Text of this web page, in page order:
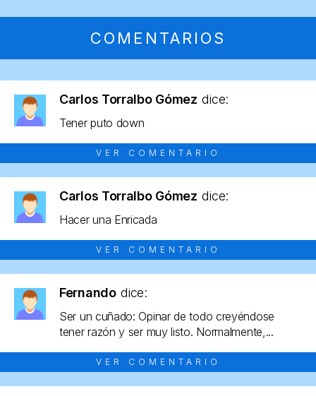
COMENTARIOS
Carlos Torralbo Gómez dice:
Tener puto down
VER COMENTARIO
Carlos Torralbo Gómez dice:
Hacer una Enricada
VER COMENTARIO
Fernando dice:
Ser un cuñado: Opinar de todo creyéndose
tener razón y ser muy listo. Normalmente,...
VER COMENTARIO